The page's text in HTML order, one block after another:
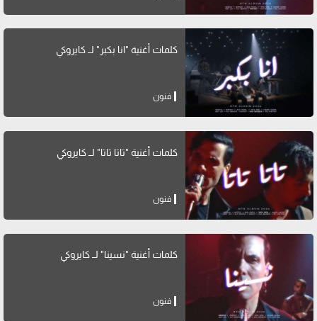
كلمات أغنية "انا بكبر" لــ كايروكي
فنون
كلمات أغنية "تاتا تاتا" لــ كايروكي
فنون
كلمات أغنية "نسينا" لــ كايروكي
فنون